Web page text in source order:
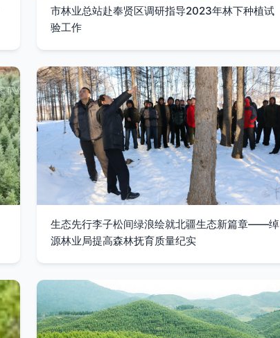
市林业总站赴奉贤区调研指导2023年林下种植试
验工作
生态先行李子松间绿浪绘就北疆生态新篇章——绰
源林业局提高森林抚育质量纪实